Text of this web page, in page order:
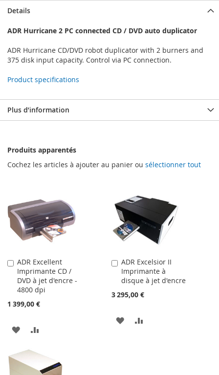
Details
ADR Hurricane 2 PC connected CD / DVD auto duplicator
ADR Hurricane CD/DVD robot duplicator with 2 burners and
375 disk input capacity. Control via PC connection.
Product specifications
Plus d’information
Produits apparentés
Cochez les articles à ajouter au panier ou sélectionner tout
ADR Excellent
Imprimante CD /
DVD à jet d'encre -
4800 dpi
1 399,00 €
Ajouter
au
panier
AJOUTER
MA
COMPARATEUR
ADR Excelsior II
Imprimante à
disque à jet d'encre
3 295,00 €
Ajouter
au
panier
AJOUTER